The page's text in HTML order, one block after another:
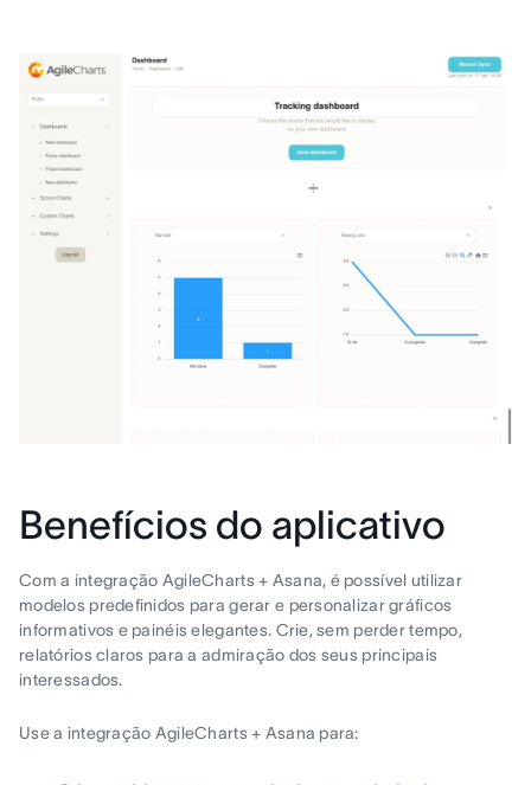
Benefícios do aplicativo
Com a integração AgileCharts + Asana, é possível utilizar
modelos predefinidos para gerar e personalizar gráficos
informativos e painéis elegantes. Crie, sem perder tempo,
relatórios claros para a admiração dos seus principais
interessados.
Use a integração AgileCharts + Asana para: